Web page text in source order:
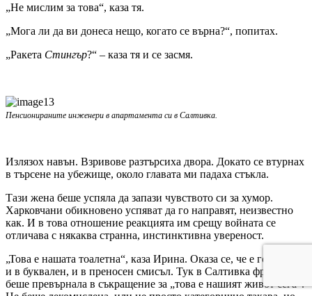
„Не мислим за това“, каза тя.
„Мога ли да ви донеса нещо, когато се върна?“, попитах.
„Ракета Стингър?“ – каза тя и се засмя.
Пенсионираните инженери в апартамента си в Салтивка.
Излязох навън. Взривове разтърсиха двора. Докато се втурнах
в търсене на убежище, около главата ми падаха стъкла.
Тази жена беше успяла да запази чувството си за хумор.
Харковчани обикновено успяват да го направят, неизвестно
как. И в това отношение реакцията им срещу войната се
отличава с някаква странна, инстинктивна увереност.
„Това е нашата тоалетна“, каза Ирина. Оказа се, че е говорила
и в буквален, и в преносен смисъл. Тук в Салтивка фразата се
беше превърнала в съкращение за „това е нашият живот сега“.